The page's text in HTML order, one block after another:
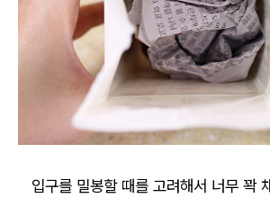
입구를 밀봉할 때를 고려해서 너무 꽉